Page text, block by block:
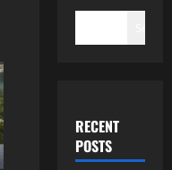
RECENT
POSTS